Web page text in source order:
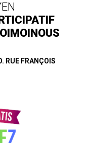
RUE FRANÇOIS